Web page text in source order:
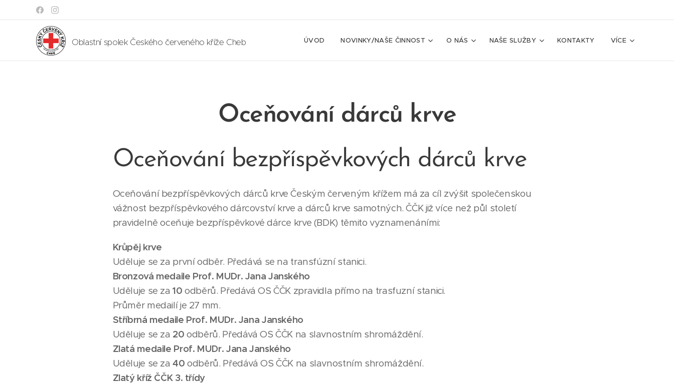
Oblastní spolek Českého červeného kříže Cheb ÚVOD NOVINKY/NAŠE ČINNOST O NÁS NAŠE SLUŽBY KONTAKTY VÍCE
Oceňování dárců krve
Oceňování bezpříspěvkových dárců krve
Oceňování bezpříspěvkových dárců krve Českým červeným křížem má za cíl zvýšit společenskou
vážnost bezpříspěvkového dárcovství krve a dárců krve samotných. ČČK již více než půl století
pravidelně oceňuje bezpříspěvkové dárce krve (BDK) těmito vyznamenáními:
Krůpěj krve
Uděluje se za první odběr. Předává se na transfúzní stanici.
Bronzová medaile Prof. MUDr. Jana Janského
Uděluje se za10 odběrů. Předává OS ČČK zpravidla přímo na trasfuzní stanici.
Průměr medailí je 27 mm.
Stříbrná medaile Prof. MUDr. Jana Janského
Uděluje se za 20 odběrů. Předává OS ČČK na slavnostním shromáždění.
Zlatá medaile Prof. MUDr. Jana Janského
Uděluje se za40 odběrů. Předává OS ČČK na slavnostním shromáždění.
Zlatý kříž ČČK 3. třídy